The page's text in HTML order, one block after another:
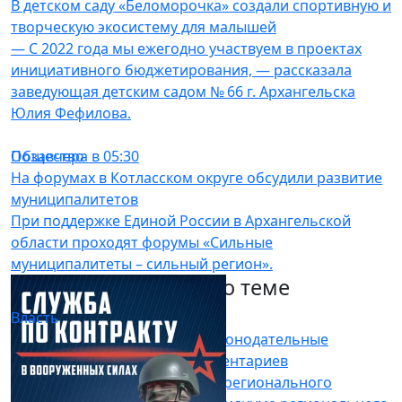
В детском саду «Беломорочка» создали спортивную и
творческую экосистему для малышей
— С 2022 года мы ежегодно участвуем в проектах
инициативного бюджетирования, — рассказала
заведующая детским садом № 66 г. Архангельска
Юлия Фефилова.
Общество
Позавчера в 05:30
На форумах в Котласском округе обсудили развитие
муниципалитетов
При поддержке Единой России в Архангельской
области проходят форумы «Сильные
муниципалитеты – сильный регион».
Другие материалы по теме
Власть
29.07.26 06:36
В Единой России обсудили законодательные
инициативы молодых парламентариев
На площадке Архангельского регионального